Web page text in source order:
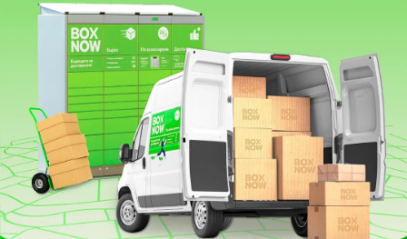
Количество
Наличен
Няма наличност